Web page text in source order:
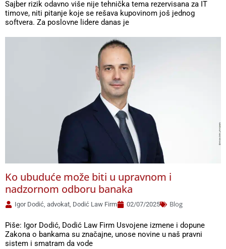
Sajber rizik odavno više nije tehnička tema rezervisana za IT
timove, niti pitanje koje se rešava kupovinom još jednog
softvera. Za poslovne lidere danas je
Ko ubuduće može biti u upravnom i
nadzornom odboru banaka
Igor Dodić, advokat, Dodić Law Firm 02/07/2025 Blog
Piše: Igor Dodić, Dodić Law Firm Usvojene izmene i dopune
Zakona o bankama su značajne, unose novine u naš pravni
sistem i smatram da vode